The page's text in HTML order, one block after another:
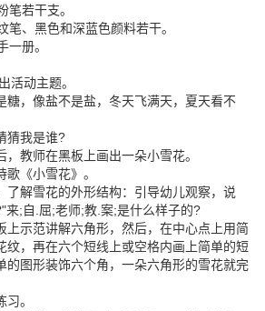
若干支。
、黑色和深蓝色颜料若干。
册。
动主题。
，像盐不是盐，冬天飞满天，夏天看不
我是谁?
教师在黑板上画出一朵小雪花。
《小雪花》。
解雪花的外形结构：引导幼儿观察，说
来;自.屈;老师;教.案;是什么样子的?
示范讲解六角形，然后，在中心点上用简
纹，再在六个短线上或空格内画上简单的短
的图形装饰六个角，一朵六角形的雪花就完
。